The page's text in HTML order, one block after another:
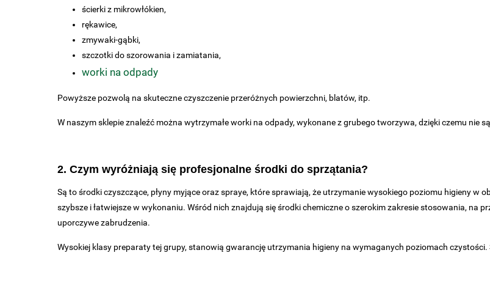
ścierki z mikrowłókien,
rękawice,
zmywaki-gąbki,
szczotki do szorowania i zamiatania,
worki na odpady
Powyższe pozwolą na skuteczne czyszczenie przeróżnych powierzchni, blatów, itp.
W naszym sklepie znaleźć można wytrzymałe worki na odpady, wykonane z grubego tworzywa, dzięki czemu nie
2. Czym wyróżniają się profesjonalne środki do sprzątania?
Są to środki czyszczące, płyny myjące oraz spraye, które sprawiają, że utrzymanie wysokiego poziomu higieny w
szybsze i łatwiejsze w wykonaniu. Wśród nich znajdują się środki chemiczne o szerokim zakresie stosowania, na
uporczywe zabrudzenia.
Wysokiej klasy preparaty tej grupy, stanowią gwarancję utrzymania higieny na wymaganych poziomach